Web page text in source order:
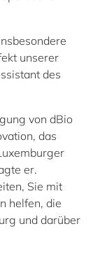
unserer
des
von dBio
das
er.
Sie mit
helfen, die
und darüber